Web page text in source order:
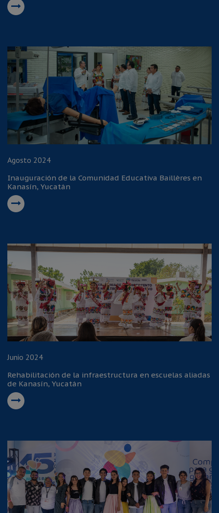
Agosto 2024
Inauguración de la Comunidad Educativa Baillères en
Kanasín, Yucatán
Junio 2024
Rehabilitación de la infraestructura en escuelas aliadas
de Kanasín, Yucatán